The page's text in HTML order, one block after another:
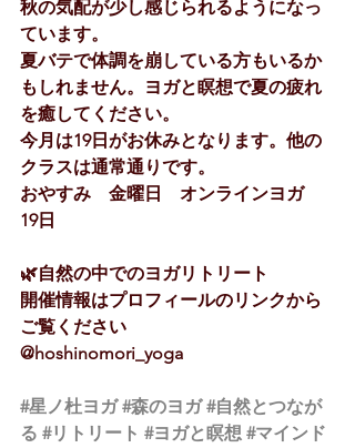
秋の気配が少し感じられるようになっ
ています。
夏バテで体調を崩している方もいるか
もしれません。ヨガと瞑想で夏の疲れ
を癒してください。
今月は19日がお休みとなります。他の
クラスは通常通りです。
おやすみ　金曜日　オンラインヨガ
19日
🌿自然の中でのヨガリトリート
開催情報はプロフィールのリンクから
ご覧ください
@hoshinomori_yoga
#星ノ杜ヨガ #森のヨガ #自然とつなが
る #リトリート #ヨガと瞑想 #マインド